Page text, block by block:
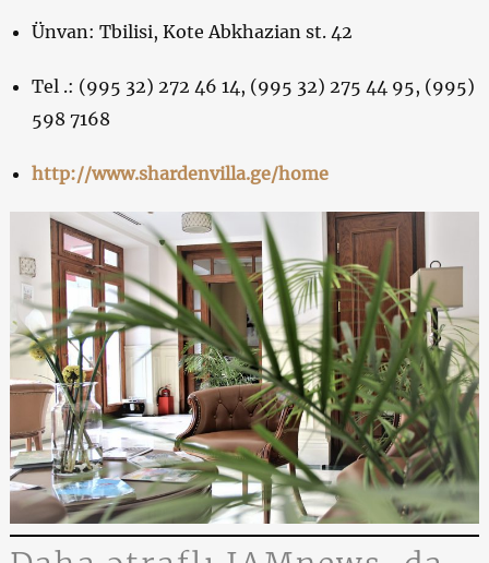
Ünvan: Tbilisi, Kote Abkhazian st. 42
Tel .: (995 32) 272 46 14, (995 32) 275 44 95, (995)
598 7168
http://www.shardenvilla.ge/home